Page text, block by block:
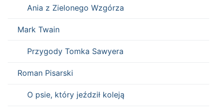
Ania z Zielonego Wzgórza
Mark Twain
Przygody Tomka Sawyera
Roman Pisarski
O psie, który jeździł koleją